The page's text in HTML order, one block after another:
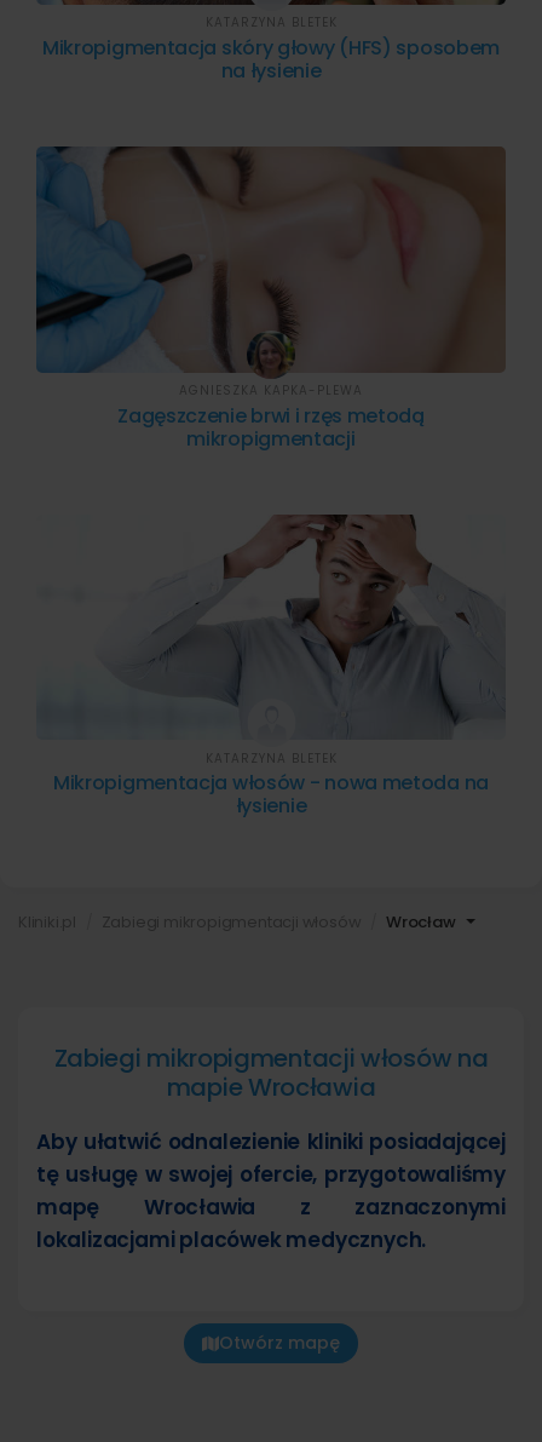
Wrocław
Mikropigmentacja skóry głowy (HFS) sposobem
na łysienie
KATARZYNA BLETEK
Zagęszczenie brwi i rzęs metodą
mikropigmentacji
AGNIESZKA KAPKA-PLEWA
Mikropigmentacja włosów - nowa metoda na
łysienie
KATARZYNA BLETEK
Zabiegi mikropigmentacji włosów na
mapie Wrocławia
Aby ułatwić odnalezienie kliniki posiadającej
tę usługę w swojej ofercie, przygotowaliśmy
mapę Wrocławia z zaznaczonymi
lokalizacjami placówek medycznych.
Otwórz mapę